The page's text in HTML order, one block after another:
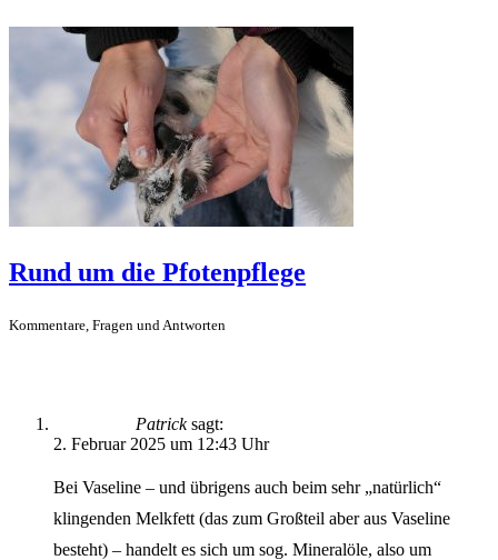
Rund um die Pfotenpflege
Kommentare, Fragen und Antworten
Patrick sagt:
2. Februar 2025 um 12:43 Uhr
Bei Vaseline – und übrigens auch beim sehr „natürlich“
klingenden Melkfett (das zum Großteil aber aus Vaseline
besteht) – handelt es sich um sog. Mineralöle, also um